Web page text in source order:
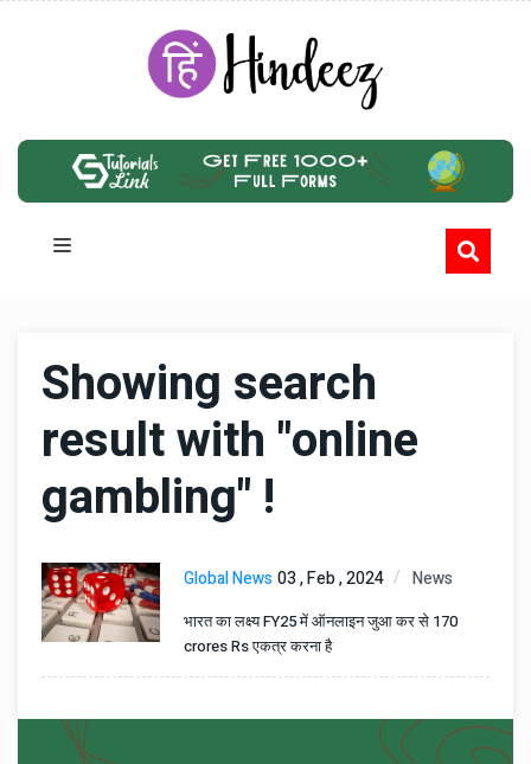
Showing search
result with "online
gambling" !
Global News03 , Feb , 2024 News
भारत का लक्ष्य FY25 में ऑनलाइन जुआ कर से 170
crores Rs एकत्र करना है